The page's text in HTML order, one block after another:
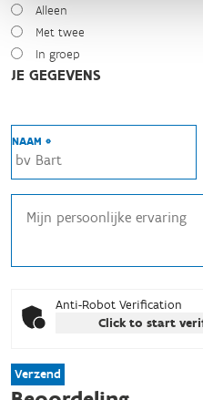
Alleen
Met twee
In groep
JE GEGEVENS
NAAM *
Anti-Robot Verification
Click to start
Verzend